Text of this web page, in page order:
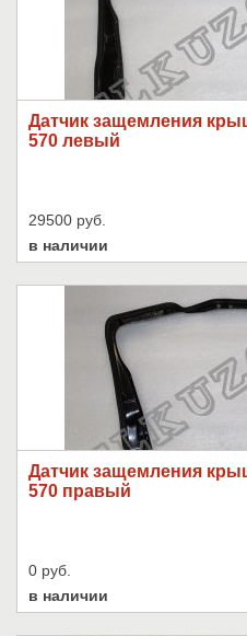
Датчик защемления
570 левый
29500 руб.
в наличии
Датчик защемления
570 правый
0 руб.
в наличии